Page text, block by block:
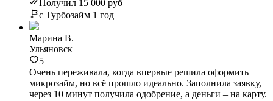
Получил 15 000 руб
с Турбозайм 1 год
Марина В.
Ульяновск
5
Очень переживала, когда впервые решила оформить
микрозайм, но всё прошло идеально. Заполнила заявку,
через 10 минут получила одобрение, а деньги – на карту.